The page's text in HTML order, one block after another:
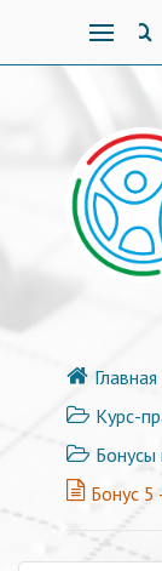
Главная
Курс-практикум -
Бонусы курса
Бонус 5 - Книга